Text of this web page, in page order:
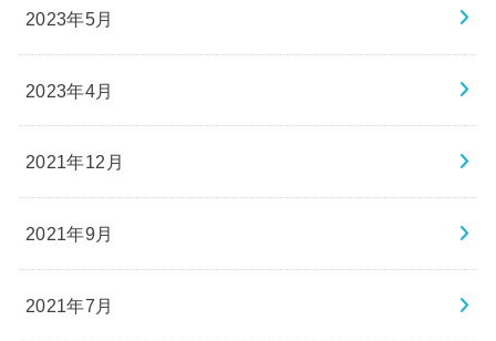
2023年5月
2023年4月
2021年12月
2021年9月
2021年7月